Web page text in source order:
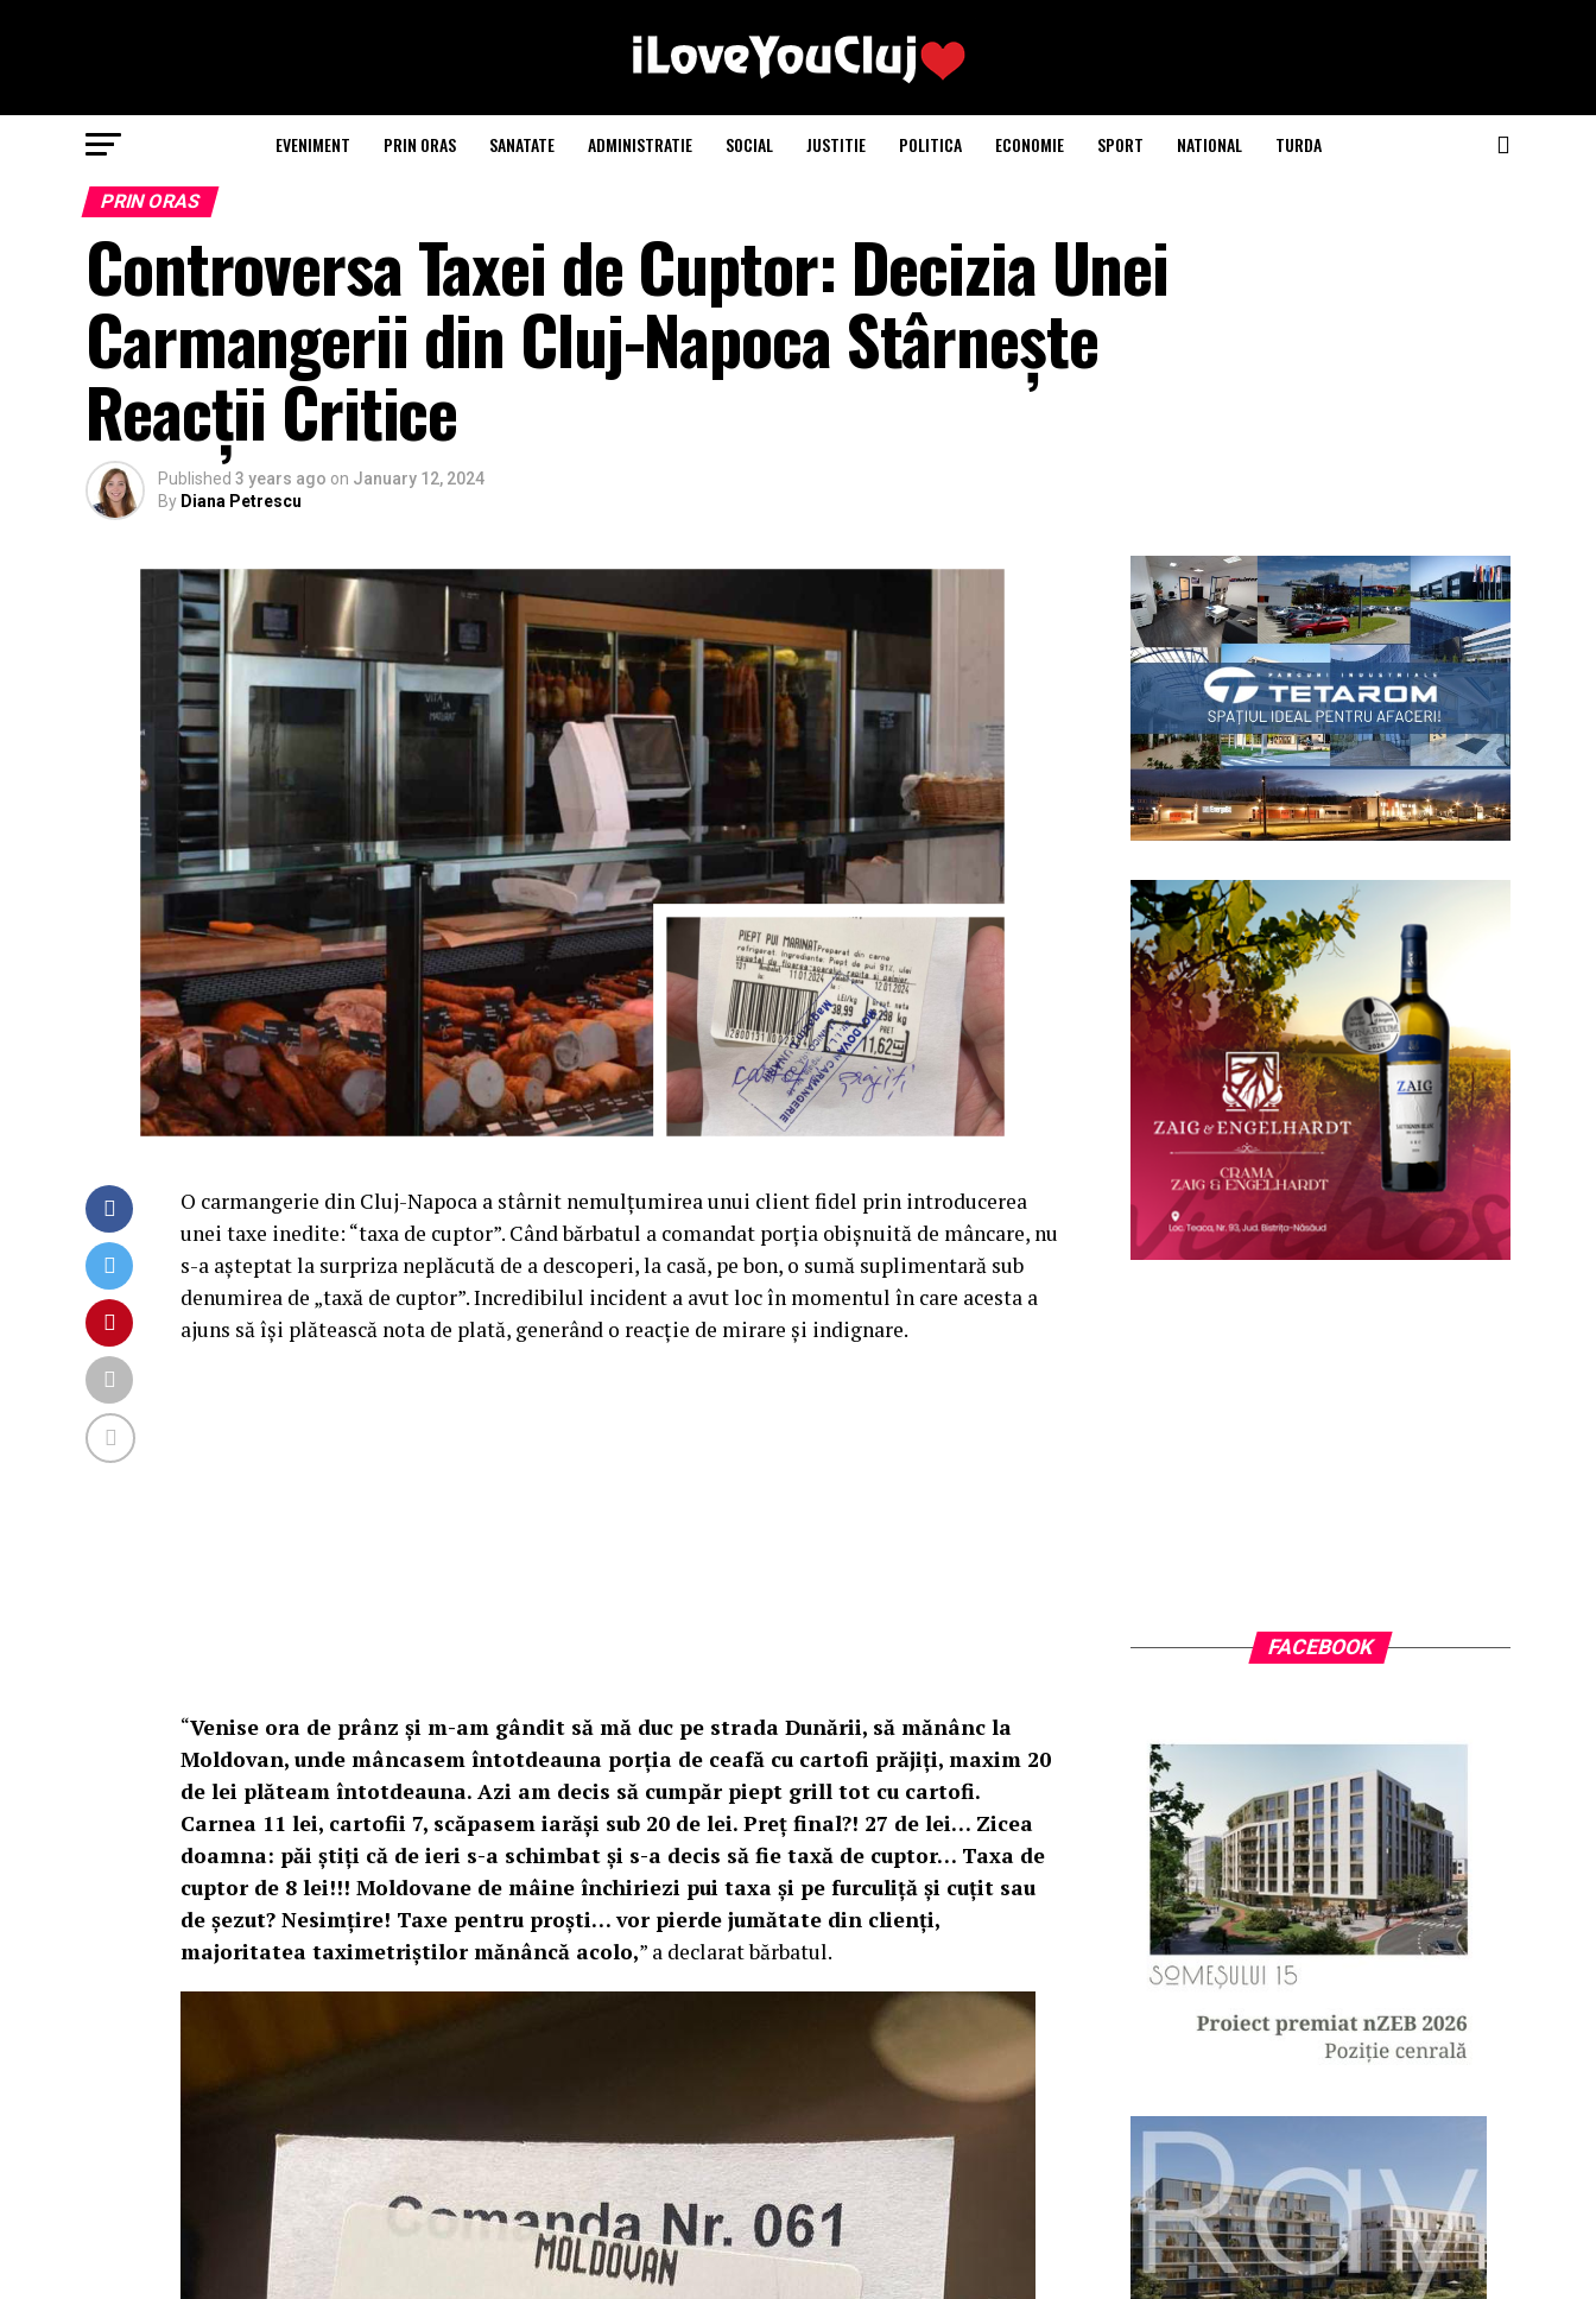
EVENIMENT PRIN ORAS SANATATE ADMINISTRATIE SOCIAL JUSTITIE POLITICA ECONOMIE SPORT NATIONAL TURDA
PRIN ORAS
Controversa Taxei de Cuptor: Decizia Unei
Carmangerii din Cluj-Napoca Stârnește
Reacții Critice
Published 3 years ago on January 12, 2024
By Diana Petrescu
O carmangerie din Cluj-Napoca a stârnit nemulțumirea unui client fidel prin introducerea
unei taxe inedite: “taxa de cuptor”. Când bărbatul a comandat porția obișnuită de mâncare, nu
s-a așteptat la surpriza neplăcută de a descoperi, la casă, pe bon, o sumă suplimentară sub
denumirea de „taxă de cuptor”. Incredibilul incident a avut loc în momentul în care acesta a
ajuns să își plătească nota de plată, generând o reacție de mirare și indignare.
“Venise ora de prânz și m-am gândit să mă duc pe strada Dunării, să mănânc la
Moldovan, unde mâncasem întotdeauna porția de ceafă cu cartofi prăjiți, maxim 20
de lei plăteam întotdeauna. Azi am decis să cumpăr piept grill tot cu cartofi.
Carnea 11 lei, cartofii 7, scăpasem iarăși sub 20 de lei. Preț final?! 27 de lei… Zicea
doamna: păi știți că de ieri s-a schimbat și s-a decis să fie taxă de cuptor… Taxa de
cuptor de 8 lei!!! Moldovane de mâine închiriezi pui taxa și pe furculiță și cuțit sau
de șezut? Nesimțire! Taxe pentru proști… vor pierde jumătate din clienți,
majoritatea taximetriștilor mănâncă acolo,” a declarat bărbatul.
FACEBOOK